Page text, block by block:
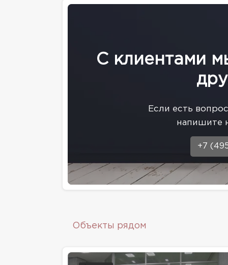
С клиентами
Eсли есть
напишите
+7
Объекты рядом